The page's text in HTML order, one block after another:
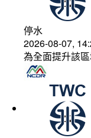
停水
2026-08-07,
為全面提升該